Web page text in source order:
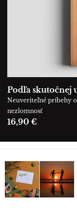
Podľa skutočnej
Neuveriteľné príbehy
nezlomnosť
16,90 €